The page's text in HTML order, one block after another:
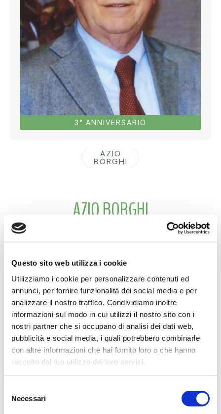
Questo sito web utilizza i cookie
Utilizziamo i cookie per personalizzare contenuti ed
annunci, per fornire funzionalità dei social media e per
analizzare il nostro traffico. Condividiamo inoltre
informazioni sul modo in cui utilizzi il nostro sito con i
nostri partner che si occupano di analisi dei dati web,
pubblicità e social media, i quali potrebbero combinarle
con altre informazioni che hai fornito loro o che hanno
raccolto dal tuo utilizzo dei loro servizi.
delNecessari
3° ANNIVERSARIO
AZIO
BORGHI
AZIO BORGHI
Ti ricordiamo con infinito affetto.
I tuoi cari
S. Polo d’Enza, 21 Settembre 2024
CONDIVIDI
MESSAGGI ALLA FAMIGLIA